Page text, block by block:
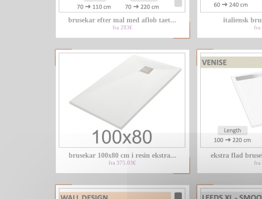
brusekar efter mal med aflob taet...
fra 283€
italiensk
fra
brusekar 100x80 cm i resin ekstra...
fra 375.03€
ekstra flad
fra